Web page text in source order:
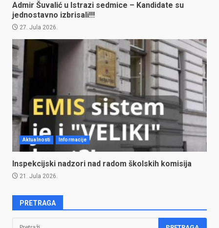
Admir Šuvalić u Istrazi sedmice – Kandidate su
jednostavno izbrisali!!!
27. Jula 2026.
Aktualnosti Informacije
Inspekcijski nadzori nad radom školskih komisija
21. Jula 2026.
PRETRAGA
Pretraga: